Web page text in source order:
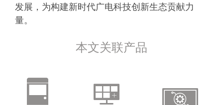
发展，为构建新时代广电科技创新生态贡献力
量。
本文关联产品